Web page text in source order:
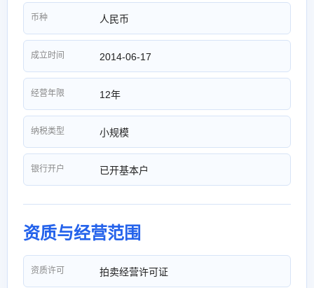
币种 人民币
成立时间 2014-06-17
经营年限 12年
纳税类型 小规模
银行开户 已开基本户
资质与经营范围
资质许可 拍卖经营许可证